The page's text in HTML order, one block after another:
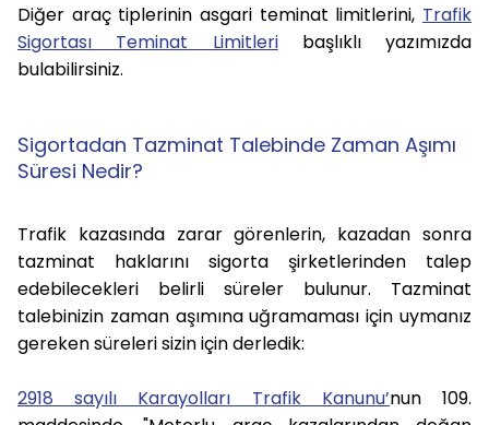
Diğer araç tiplerinin asgari teminat limitlerini, Trafik
Sigortası Teminat Limitleribaşlıklı yazımızda
bulabilirsiniz.
Sigortadan Tazminat Talebinde Zaman Aşımı
Süresi Nedir?
Trafik kazasında zarar görenlerin, kazadan sonra
tazminat haklarını sigorta şirketlerinden talep
edebilecekleri belirli süreler bulunur. Tazminat
talebinizin zaman aşımına uğramaması için uymanız
gereken süreleri sizin için derledik:
2918 sayılı Karayolları Trafik Kanunu’nun 109.